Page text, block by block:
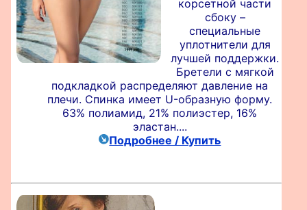
корсетной части
сбоку –
специальные
уплотнители для
лучшей поддержки.
Бретели с мягкой
подкладкой распределяют давление на
плечи. Спинка имеет U-образную форму.
63% полиамид, 21% полиэстер, 16%
эластан....
Подробнее / Купить